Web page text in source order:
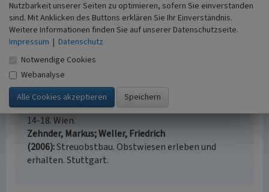
von Streuobstwiesen in Sachsen-Anhalt. In:
Naturschutz im Land Sachsen-Anhalt, 33(2), S. 51-
55. o. O.
Suske, W. / Umweltbundesamt GmbH (Hrsg.)
Öffentliches Interesse „Streuobstfläche” –
Hintergründe und Beispiele der europäischen
Förderungspolitik. In: Beiträge zum Streuobstanbau
in Europa. Stand, Entwicklungen und Probleme, S.
14-18. Wien.
Zehnder, Markus; Weller, Friedrich
(2006) Streuobstbau. Obstwiesen erleben und
erhalten. Stuttgart.
Nutzbarkeit unserer Seiten zu optimieren, sofern Sie einverstanden
sind. Mit Anklicken des Buttons erklären Sie Ihr Einverständnis.
Weitere Informationen finden Sie auf unserer Datenschutzseite.
Impressum | Datenschutz
Notwendige Cookies
Webanalyse